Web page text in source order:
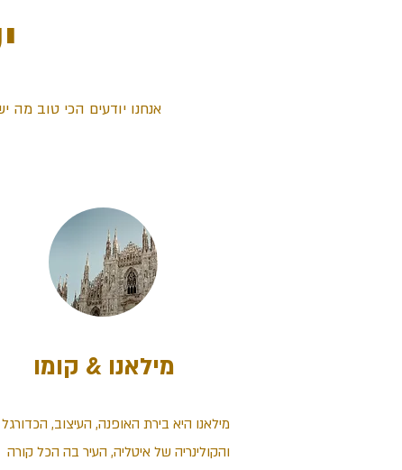
אנחנו יודעים הכי טוב
מילאנו & קומו
מילאנו היא בירת האופנה, העיצוב, הכדורגל
והקולינריה של איטליה, העיר בה הכל קורה